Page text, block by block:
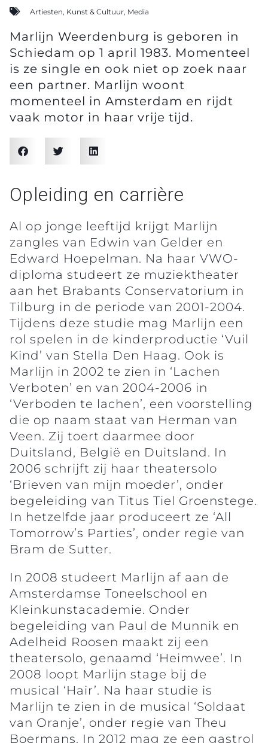
Marlijn Weerdenburg is geboren in
Schiedam op 1 april 1983. Momenteel
is ze single en ook niet op zoek naar
een partner. Marlijn woont
momenteel in Amsterdam en rijdt
vaak motor in haar vrije tijd.
Artiesten, Kunst & Cultuur, Media
Opleiding en carrière
Al op jonge leeftijd krijgt Marlijn
zangles van Edwin van Gelder en
Edward Hoepelman. Na haar VWO-
diploma studeert ze muziektheater
aan het Brabants Conservatorium in
Tilburg in de periode van 2001-2004.
Tijdens deze studie mag Marlijn een
rol spelen in de kinderproductie ‘Vuil
Kind’ van Stella Den Haag. Ook is
Marlijn in 2002 te zien in ‘Lachen
Verboten’ en van 2004-2006 in
‘Verboden te lachen’, een voorstelling
die op naam staat van Herman van
Veen. Zij toert daarmee door
Duitsland, België en Duitsland. In
2006 schrijft zij haar theatersolo
‘Brieven van mijn moeder’, onder
begeleiding van Titus Tiel Groenstege.
In hetzelfde jaar produceert ze ‘All
Tomorrow’s Parties’, onder regie van
Bram de Sutter.
In 2008 studeert Marlijn af aan de
Amsterdamse Toneelschool en
Kleinkunstacademie. Onder
begeleiding van Paul de Munnik en
Adelheid Roosen maakt zij een
theatersolo, genaamd ‘Heimwee’. In
2008 loopt Marlijn stage bij de
musical ‘Hair’. Na haar studie is
Marlijn te zien in de musical ‘Soldaat
van Oranje’, onder regie van Theu
Boermans. In 2012 mag ze een gastrol